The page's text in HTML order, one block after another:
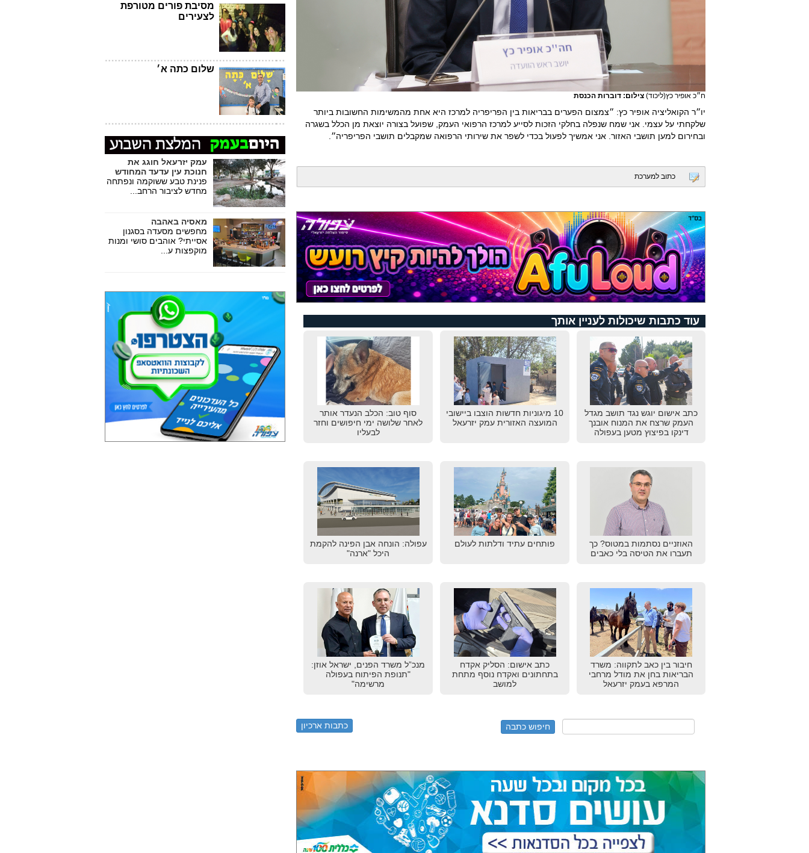
ח״כ אופיר כץ(ליכוד) צילום: דוברות הכנסת
יו״ר הקואליציה אופיר כץ: ״צמצום הפערים בבריאות בין הפריפריה למרכז היא אחת מהמשימות החשובות ביותר
שלקחתי על עצמי. אני שמח שנפלה בחלקי הזכות לסייע למרכז הרפואי העמק, שפועל בצורה יוצאת מן הכלל בשגרה
ובחירום למען תושבי האזור. אני אמשיך לפעול בכדי לשפר את שירותי הרפואה שמקבלים תושבי הפריפריה״.
כתוב למערכת
עוד כתבות שיכולות לעניין אותך
כתב אישום יוגש נגד תושב מגדל
העמק שרצח את המנוח אובנך
דינקו בפיצוץ מטען בעפולה
10 מיגוניות חדשות הוצבו ביישובי
המועצה האזורית עמק יזרעאל
סוף טוב: הכלב הנעדר אותר
לאחר שלושה ימי חיפושים וחזר
לבעליו
האוזניים נסתמות במטוס? כך
תעברו את הטיסה בלי כאבים
פותחים עתיד ודלתות לעולם
עפולה: הונחה אבן הפינה להקמת
היכל "ארנה"
חיבור בין כאב לתקווה: משרד
הבריאות בחן את מודל מרחבי
המרפא בעמק יזרעאל
כתב אישום: הסליק אקדח
בתחתונים ואקדח נוסף מתחת
למושב
מנכ”ל משרד הפנים, ישראל אוזן:
"תנופת הפיתוח בעפולה
מרשימה"
כתבות ארכיון
מסיבת פורים מטורפת
לצעירים
שלום כתה א׳
עמק יזרעאל חוגג את
חנוכת עין עדעד המחודש
פנינת טבע ששוקמה ונפתחה
מחדש לציבור הרחב...
מאסיה באהבה
מחפשים מסעדה בסגנון
אסייתי? אוהבים סושי ומנות
מוקפצות ע...